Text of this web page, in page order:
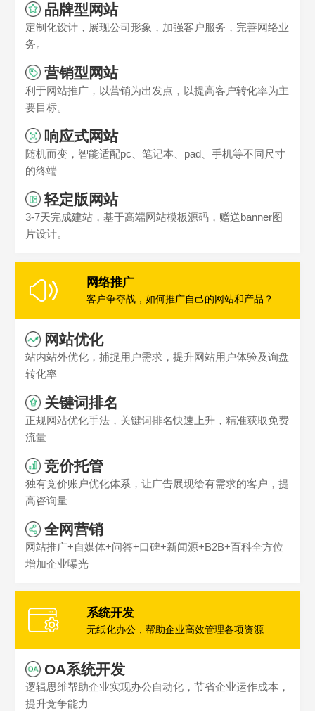
品牌型网站
定制化设计，展现公司形象，加强客户服务，完善网络业
务。
营销型网站
利于网站推广，以营销为出发点，以提高客户转化率为主
要目标。
响应式网站
随机而变，智能适配pc、笔记本、pad、手机等不同尺寸
的终端
轻定版网站
3-7天完成建站，基于高端网站模板源码，赠送banner图
片设计。
网络推广
客户争夺战，如何推广自己的网站和产品？
网站优化
站内站外优化，捕捉用户需求，提升网站用户体验及询盘
转化率
关键词排名
正规网站优化手法，关键词排名快速上升，精准获取免费
流量
竞价托管
独有竞价账户优化体系，让广告展现给有需求的客户，提
高咨询量
全网营销
网站推广+自媒体+问答+口碑+新闻源+B2B+百科全方位
增加企业曝光
系统开发
无纸化办公，帮助企业高效管理各项资源
OA系统开发
逻辑思维帮助企业实现办公自动化，节省企业运作成本，
提升竞争能力